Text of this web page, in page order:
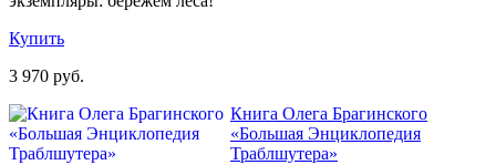
Купить
3 970 руб.
Книга Олега Брагинского
«Большая Энциклопедия
Траблшутера»